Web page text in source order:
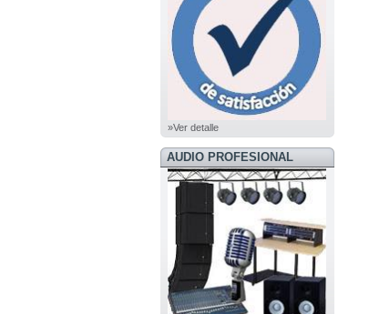
»Ver detalle
AUDIO PROFESIONAL